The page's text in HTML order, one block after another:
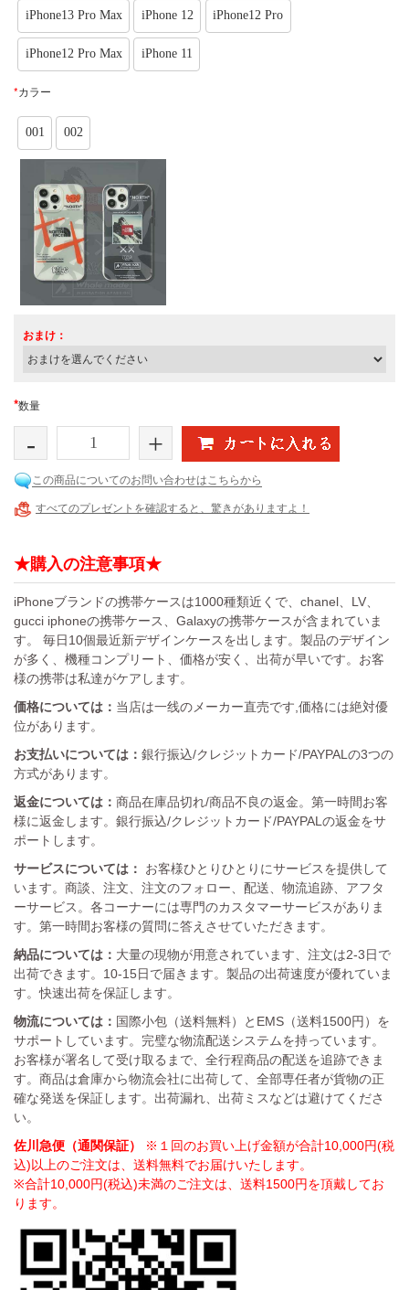
iPhone13 Pro Max iPhone 12 iPhone12 Pro
iPhone12 Pro Max iPhone 11
*カラー
001 002
おまけ：
*数量
- +
この商品についてのお問い合わせはこちらから
すべてのプレゼントを確認すると、驚きがありますよ！
★購入の注意事項★
iPhoneブランドの携帯ケースは1000種類近くで、chanel、LV、
gucci iphoneの携帯ケース、Galaxyの携帯ケースが含まれていま
す。 毎日10個最近新デザインケースを出します。製品のデザイン
が多く、機種コンプリート、価格が安く、出荷が早いです。お客
様の携帯は私達がケアします。
価格については： 当店は一线のメーカー直売です,価格には絶対優
位があります。
お支払いについては： 銀行振込/クレジットカード/PAYPALの3つの
方式があります。
返金については： 商品在庫品切れ/商品不良の返金。第一時間お客
様に返金します。銀行振込/クレジットカード/PAYPALの返金をサ
ポートします。
サービスについては：
お客様ひとりひとりにサービスを提供して
います。商談、注文、注文のフォロー、配送、物流追跡、アフタ
ーサービス。各コーナーには専門のカスタマーサービスがありま
す。第一時間お客様の質問に答えさせていただきます。
納品については： 大量の現物が用意されています、注文は2-3日で
出荷できます。10-15日で届きます。製品の出荷速度が優れていま
す。快速出荷を保証します。
物流については： 国際小包（送料無料）とEMS（送料1500円）を
サポートしています。完璧な物流配送システムを持っています。
お客様が署名して受け取るまで、全行程商品の配送を追跡できま
す。商品は倉庫から物流会社に出荷して、全部専任者が貨物の正
確な発送を保証します。出荷漏れ、出荷ミスなどは避けてくださ
い。
佐川急便（通関保証）
※１回のお買い上げ金額が合計10,000円(税
込)以上のご注文は、送料無料でお届けいたします。
※合計10,000円(税込)未満のご注文は、送料1500円を頂戴してお
ります。